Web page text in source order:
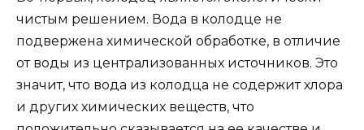
чистым решением. Вода в колодце не
подвержена химической обработке, в отличие
от воды из централизованных источников. Это
значит, что вода из колодца не содержит хлора
и других химических веществ, что